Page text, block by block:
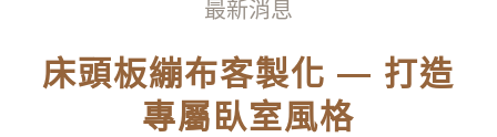
最新消息
床頭板繃布客製化 — 打造
專屬臥室風格